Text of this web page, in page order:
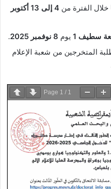
خلال الفترة من
4 إلى 13 أكتوبر
سطيف 1 يوم 8 نوفمبر 2025
.
المتخرجين من شعبة الإعلام
Page 1 / 1